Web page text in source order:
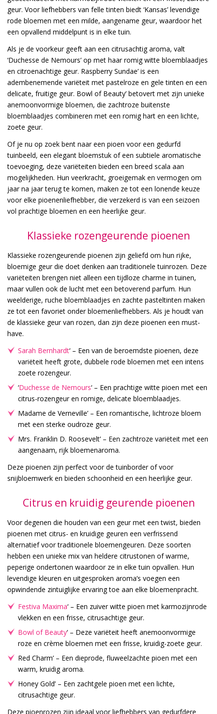
geur. Voor liefhebbers van felle tinten biedt ‘Kansas’ levendige
rode bloemen met een milde, aangename geur, waardoor het
een opvallend middelpunt is in elke tuin.
Als je de voorkeur geeft aan een citrusachtig aroma, valt
‘Duchesse de Nemours’ op met haar romig witte bloemblaadjes
en citroenachtige geur. Raspberry Sundae’ is een
adembenemende variëteit met pastelroze en gele tinten en een
delicate, fruitige geur. Bowl of Beauty’ betovert met zijn unieke
anemoonvormige bloemen, die zachtroze buitenste
bloemblaadjes combineren met een romig hart en een lichte,
zoete geur.
Of je nu op zoek bent naar een pioen voor een gedurfd
tuinbeeld, een elegant bloemstuk of een subtiele aromatische
toevoeging, deze variëteiten bieden een breed scala aan
mogelijkheden. Hun veerkracht, groeigemak en vermogen om
jaar na jaar terug te komen, maken ze tot een lonende keuze
voor elke pioenenliefhebber, die verzekerd is van een seizoen
vol prachtige bloemen en een heerlijke geur.
Klassieke rozengeurende pioenen
Klassieke rozengeurende pioenen zijn geliefd om hun rijke,
bloemige geur die doet denken aan traditionele tuinrozen. Deze
variëteiten brengen niet alleen een tijdloze charme in tuinen,
maar vullen ook de lucht met een betoverend parfum. Hun
weelderige, ruche bloemblaadjes en zachte pasteltinten maken
ze tot een favoriet onder bloemenliefhebbers. Als je houdt van
de klassieke geur van rozen, dan zijn deze pioenen een must-
have.
Sarah Bernhardt‘ – Een van de beroemdste pioenen, deze
variëteit heeft grote, dubbele rode bloemen met een intens
zoete rozengeur.
‘Duchesse de Nemours‘ – Een prachtige witte pioen met een
citrus-rozengeur en romige, delicate bloemblaadjes.
Madame de Verneville’ – Een romantische, lichtroze bloem
met een sterke oudroze geur.
Mrs. Franklin D. Roosevelt’ – Een zachtroze variëteit met een
aangenaam, rijk bloemenaroma.
Deze pioenen zijn perfect voor de tuinborder of voor
snijbloemwerk en bieden schoonheid en een heerlijke geur.
Citrus en kruidig geurende pioenen
Voor degenen die houden van een geur met een twist, bieden
pioenen met citrus- en kruidige geuren een verfrissend
alternatief voor traditionele bloemengeuren. Deze soorten
hebben een unieke mix van heldere citrustonen of warme,
peperige ondertonen waardoor ze in elke tuin opvallen. Hun
levendige kleuren en uitgesproken aroma’s voegen een
opwindende zintuiglijke ervaring toe aan elke bloemenpracht.
Festiva Maxima‘ – Een zuiver witte pioen met karmozijnrode
vlekken en een frisse, citrusachtige geur.
Bowl of Beauty‘ – Deze variëteit heeft anemoonvormige
roze en crème bloemen met een frisse, kruidig-zoete geur.
Red Charm’ – Een dieprode, fluweelzachte pioen met een
warm, kruidig aroma.
Honey Gold’ – Een zachtgele pioen met een lichte,
citrusachtige geur.
Deze pioenrozen zijn ideaal voor liefhebbers van gedurfdere